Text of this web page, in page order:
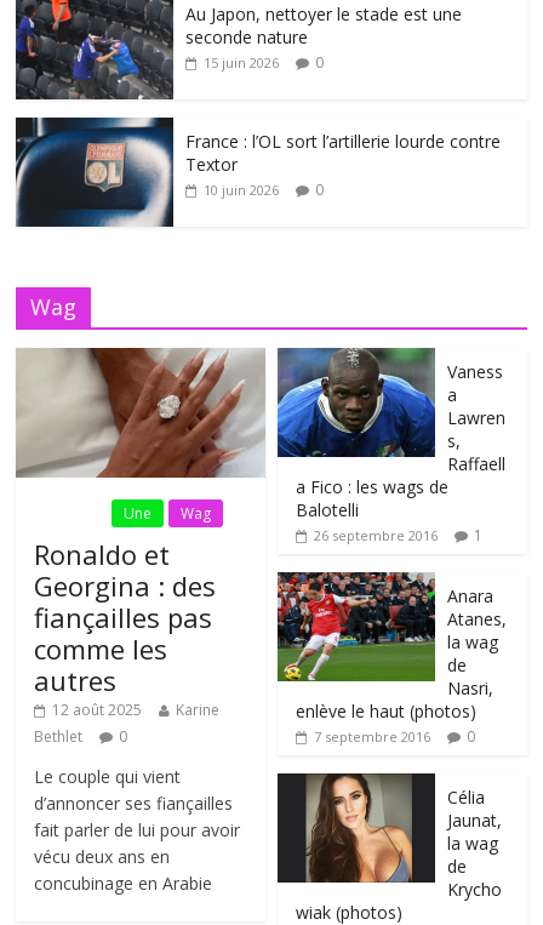
Au Japon, nettoyer le stade est une
seconde nature
15 juin 2026 0
France : l’OL sort l’artillerie lourde contre
Textor
10 juin 2026 0
Wag
Une Wag
Ronaldo et
Georgina : des
fiançailles pas
comme les
autres
12 août 2025
Karine
Bethlet
0
Le couple qui vient
d’annoncer ses fiançailles
fait parler de lui pour avoir
vécu deux ans en
concubinage en Arabie
Vaness
a
Lawren
s,
Raffaell
a Fico : les wags de
Balotelli
26 septembre 2016 1
Anara
Atanes,
la wag
de
Nasri,
enlève le haut (photos)
7 septembre 2016 0
Célia
Jaunat,
la wag
de
Krycho
wiak (photos)